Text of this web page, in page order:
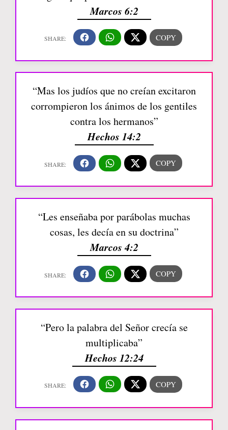
Marcos 6:2
“Mas los judíos que no creían excitaron
corrompieron los ánimos de los gentiles
contra los hermanos”
Hechos 14:2
“Les enseñaba por parábolas muchas
cosas, les decía en su doctrina”
Marcos 4:2
“Pero la palabra del Señor crecía se
multiplicaba”
Hechos 12:24